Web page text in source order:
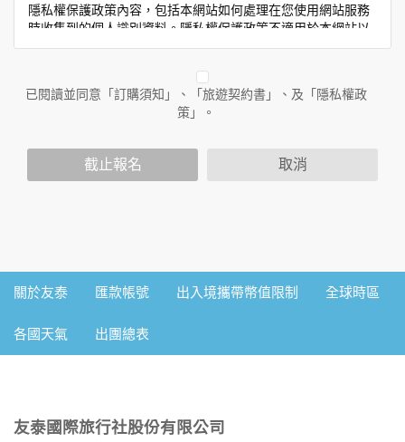
隱私權保護政策內容，包括本網站如何處理在您使用網站服務
時收集到的個人識別資料。隱私權保護政策不適用於本網站以
外的相關連結網站，也不適用於非本網站所委託或參與管理的
二、個人資料的蒐集、處理及利用方式
當您造訪本網站或使用本網站所提供之功能服務時，我們將視
範圍內處理及利用您的個人資料；非經您書面同意，本網站不
會將個人資料用於其他用途。
為提供精確的服務，我們會將收集的問卷調查內容進行統計與
外，我們會視需要公佈統計數據及說明文字，但不涉及特定個
人之資料。
備及必要的安全防護措施，加以保護網站及您的個人資料採用
已閱讀並同意「訂購須知」、「旅遊契約書」、及「隱私權政
策」。
截止報名 取消
關於友泰 匯款帳號 出入境攜帶幣值限制 全球時區
各國天氣 出團總表
友泰國際旅行社股份有限公司